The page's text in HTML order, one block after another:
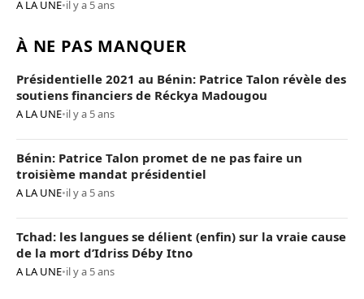
A LA UNE•il y a 5 ans
À NE PAS MANQUER
Présidentielle 2021 au Bénin: Patrice Talon révèle des
soutiens financiers de Réckya Madougou
A LA UNE•il y a 5 ans
Bénin: Patrice Talon promet de ne pas faire un
troisième mandat présidentiel
A LA UNE•il y a 5 ans
Tchad: les langues se délient (enfin) sur la vraie cause
de la mort d’Idriss Déby Itno
A LA UNE•il y a 5 ans